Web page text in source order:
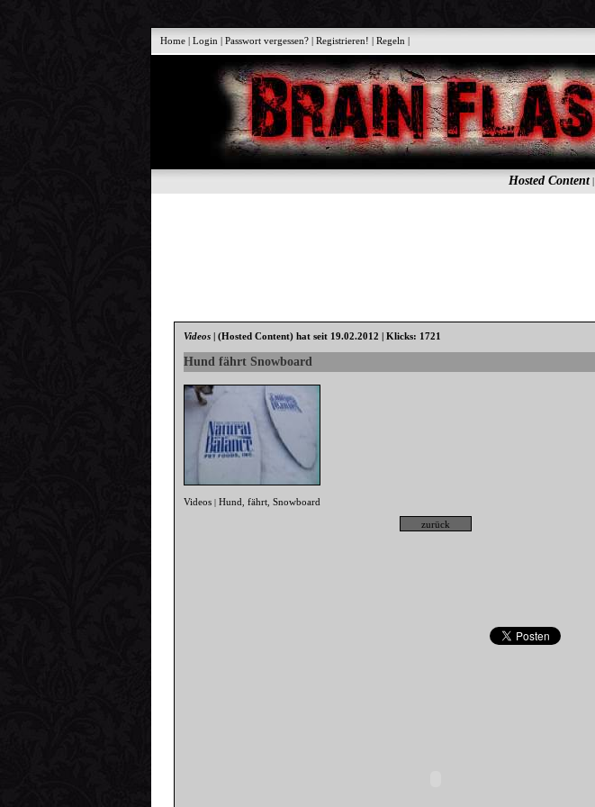
Home |Login |Passwort vergessen? |Registrieren! |Regeln |
Hosted Content|
Videos |(Hosted Content) hat seit 19.02.2012 | Klicks: 1721
Hund fährt Snowboard
Videos |Hund ,fährt ,Snowboard